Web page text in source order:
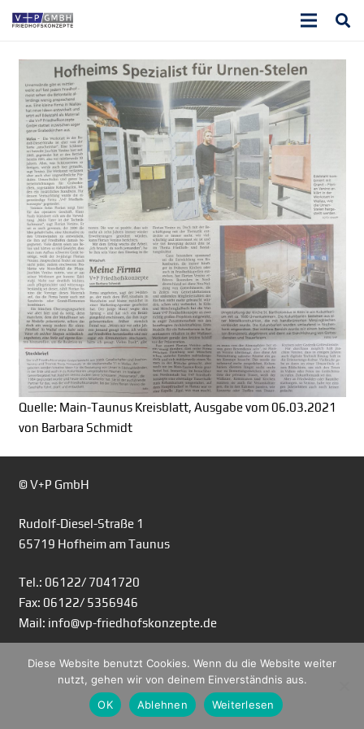
Quelle: Main-Taunus Kreisblatt, Ausgabe vom 06.03.2021
von Barbara Schmidt
© V+P GmbH
Rudolf-Diesel-Straße 1
65719 Hofheim am Taunus
Tel.: 06122/ 7041720
Fax: 06122/ 5356946
Mail: info@vp-friedhofskonzepte.de
Diese Website benutzt Cookies. Wenn du die Website weiter
nutzt, gehen wir von deinem Einverständnis aus.
OK
Ablehnen Weiterlesen